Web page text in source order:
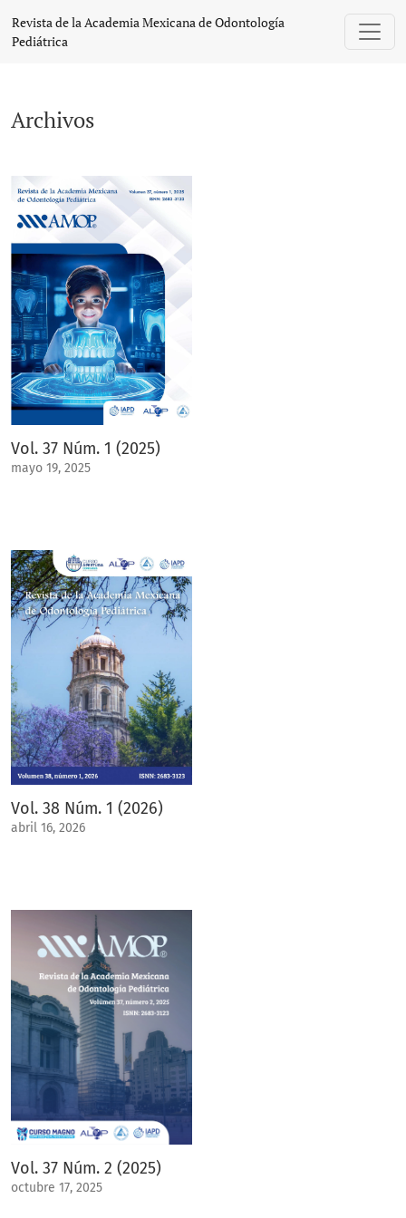
Revista de la Academia Mexicana de Odontología
Pediátrica
Archivos
Vol. 37 Núm. 1 (2025)
mayo 19, 2025
Vol. 38 Núm. 1 (2026)
abril 16, 2026
Vol. 37 Núm. 2 (2025)
octubre 17, 2025